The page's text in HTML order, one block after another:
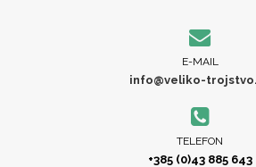
E-MAIL
info@veliko-
TELEFON
+385 (0)43 885 643